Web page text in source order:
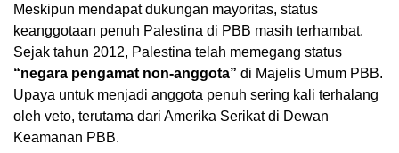
Meskipun mendapat dukungan mayoritas, status
keanggotaan penuh Palestina di PBB masih terhambat.
Sejak tahun 2012, Palestina telah memegang status
“negara pengamat non-anggota” di Majelis Umum PBB.
Upaya untuk menjadi anggota penuh sering kali terhalang
oleh veto, terutama dari Amerika Serikat di Dewan
Keamanan PBB.